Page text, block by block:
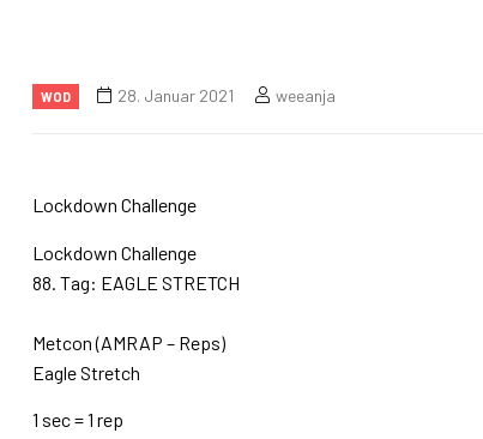
WOD 28. Januar 2021 weeanja
Lockdown Challenge
Lockdown Challenge
88. Tag: EAGLE STRETCH
Metcon (AMRAP – Reps)
Eagle Stretch
1 sec = 1 rep